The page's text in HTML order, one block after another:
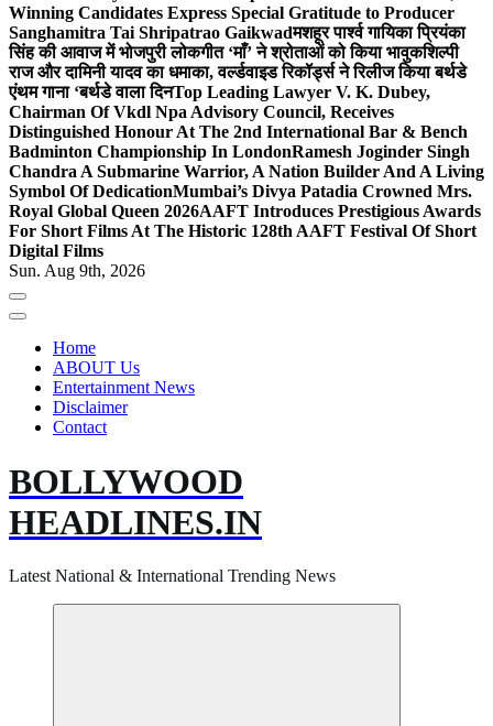
Winning Candidates Express Special Gratitude to Producer
Sanghamitra Tai Shripatrao Gaikwadमशहूर पार्श्व गायिका प्रियंका
सिंह की आवाज में भोजपुरी लोकगीत ‘माँ’ ने श्रोताओं को किया भावुकशिल्पी
राज और दामिनी यादव का धमाका, वर्ल्डवाइड रिकॉर्ड्स ने रिलीज किया बर्थडे
एंथम गाना ‘बर्थडे वाला दिनTop Leading Lawyer V. K. Dubey,
Chairman Of Vkdl Npa Advisory Council, Receives
Distinguished Honour At The 2nd International Bar & Bench
Badminton Championship In LondonRamesh Joginder Singh
Chandra A Submarine Warrior, A Nation Builder And A Living
Symbol Of DedicationMumbai’s Divya Patadia Crowned Mrs.
Royal Global Queen 2026AAFT Introduces Prestigious Awards
For Short Films At The Historic 128th AAFT Festival Of Short
Digital Films
Sun. Aug 9th, 2026
Home
ABOUT Us
Entertainment News
Disclaimer
Contact
BOLLYWOOD
HEADLINES.IN
Latest National & International Trending News